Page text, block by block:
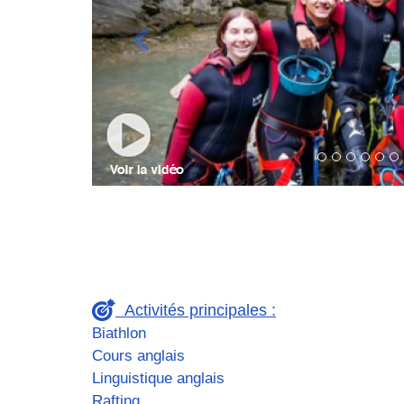
Activités principales :
Biathlon
Cours anglais
Linguistique anglais